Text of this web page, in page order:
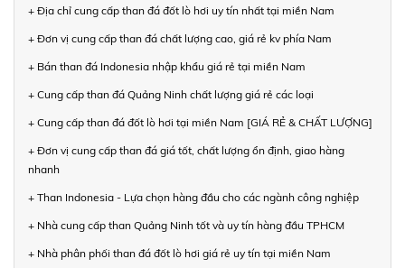
+ Địa chỉ cung cấp than đá đốt lò hơi uy tín nhất tại miền Nam
+ Đơn vị cung cấp than đá chất lượng cao, giá rẻ kv phía Nam
+ Bán than đá Indonesia nhập khẩu giá rẻ tại miền Nam
+ Cung cấp than đá Quảng Ninh chất lượng giá rẻ các loại
+ Cung cấp than đá đốt lò hơi tại miền Nam [GIÁ RẺ & CHẤT LƯỢNG]
+ Đơn vị cung cấp than đá giá tốt, chất lượng ổn định, giao hàng
nhanh
+ Than Indonesia - Lựa chọn hàng đầu cho các ngành công nghiệp
+ Nhà cung cấp than Quảng Ninh tốt và uy tín hàng đầu TPHCM
+ Nhà phân phối than đá đốt lò hơi giá rẻ uy tín tại miền Nam